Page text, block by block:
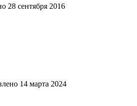
28 сентября 2016
14 марта 2024